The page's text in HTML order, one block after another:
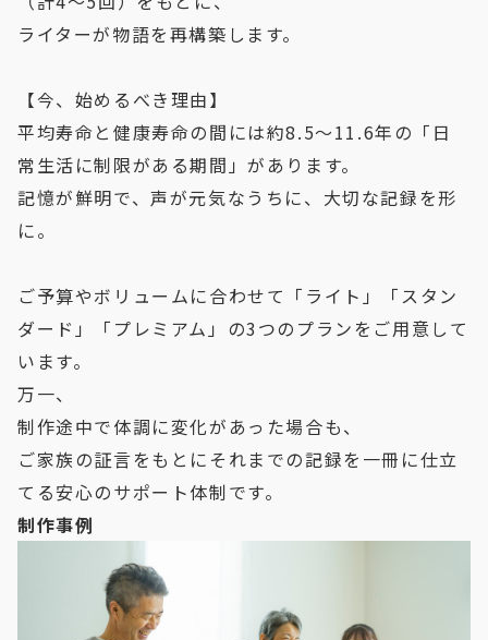
ライターが物語を再構築します。
【今、始めるべき理由】
平均寿命と健康寿命の間には約8.5〜11.6年の「日
常生活に制限がある期間」があります。
記憶が鮮明で、声が元気なうちに、大切な記録を形
に。
ご予算やボリュームに合わせて「ライト」「スタン
ダード」「プレミアム」の3つのプランをご用意して
います。
万一、
制作途中で体調に変化があった場合も、
ご家族の証言をもとにそれまでの記録を一冊に仕立
てる安心のサポート体制です。
制作事例